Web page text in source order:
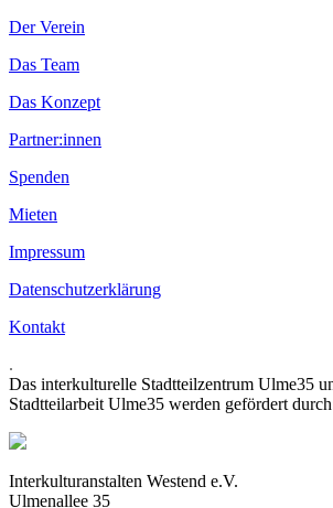
Der Verein
Das Team
Das Konzept
Partner:innen
Spenden
Mieten
Impressum
Datenschutzerklärung
Kontakt
.
Das interkulturelle Stadtteilzentrum Ulme35
Stadtteilarbeit Ulme35 werden gefördert
Interkulturanstalten Westend e.V.
Ulmenallee 35